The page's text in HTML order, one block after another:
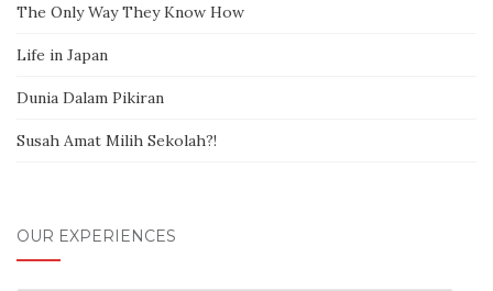
The Only Way They Know How
Life in Japan
Dunia Dalam Pikiran
Susah Amat Milih Sekolah?!
OUR EXPERIENCES